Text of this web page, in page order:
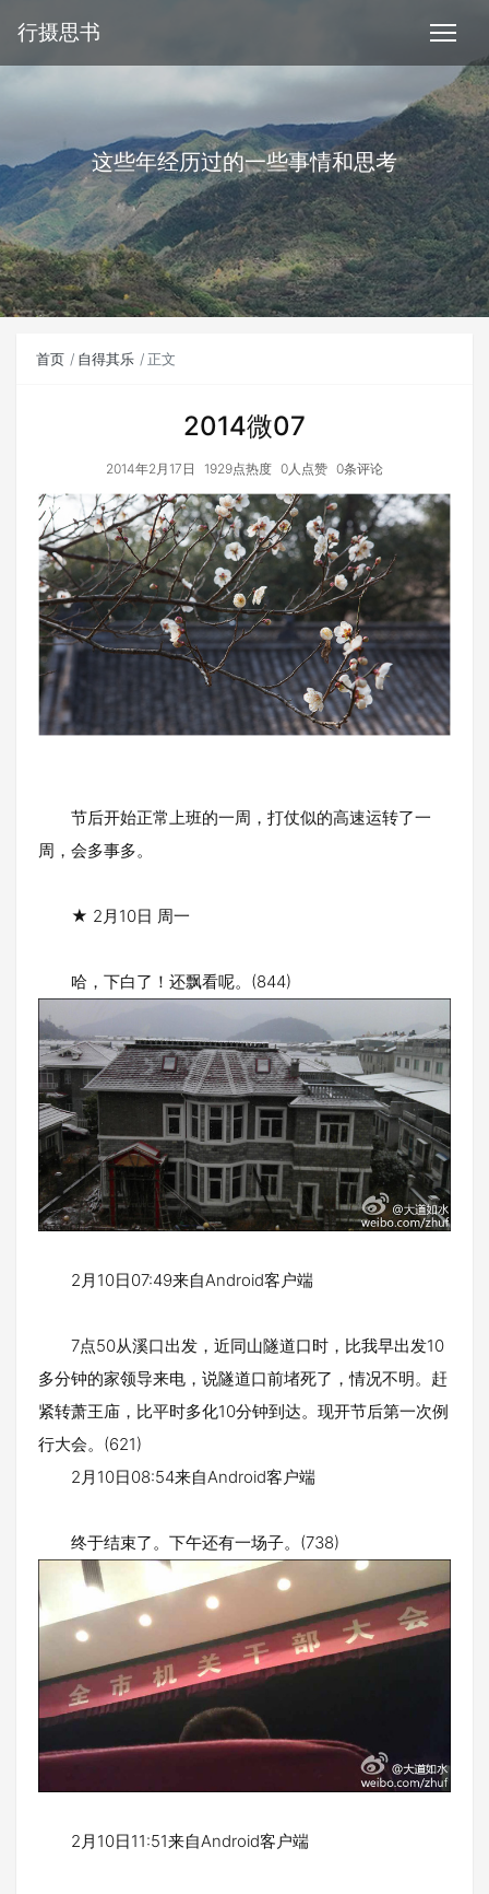
行摄思书
这些年经历过的一些事情和思考
首页 自得其乐 正文
2014微07
2014年2月17日 1929点热度 0人点赞 0条评论
节后开始正常上班的一周，打仗似的高速运转了一
周，会多事多。
★ 2月10日 周一
哈，下白了！还飘看呢。(844)
2月10日07:49来自Android客户端
7点50从溪口出发，近同山隧道口时，比我早出发10
多分钟的家领导来电，说隧道口前堵死了，情况不明。赶
紧转萧王庙，比平时多化10分钟到达。现开节后第一次例
行大会。(621)
2月10日08:54来自Android客户端
终于结束了。下午还有一场子。(738)
2月10日11:51来自Android客户端